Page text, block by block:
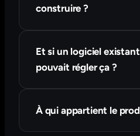
construire ?
Et si un logiciel
pouvait régler ça ?
À qui appartient le